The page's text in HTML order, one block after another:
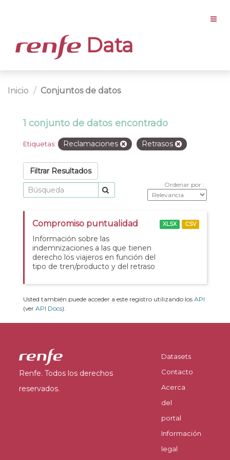
Data
Inicio Conjuntos de datos
1 conjunto de datos encontrado
Etiquetas: Reclamaciones Retrasos
Filtrar Resultados
Ordenar por
Compromiso puntualidad
Información sobre las
indemnizaciones a las que tienen
derecho los viajeros en función del
tipo de tren/producto y del retraso
XLSX CSV
Usted también puede acceder a este registro utilizando los API
(ver API Docs).
Renfe. Todos los derechos
reservados.
Datasets
Contacto
Acerca
del
portal
Información
legal